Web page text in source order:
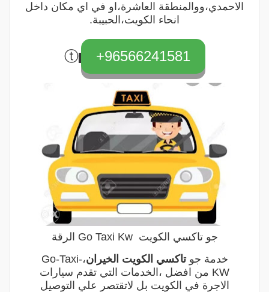
الاحمدي،ووالمنطقة العاشرة،او في اي مكان داخل
انحاء الكويت،الحبيبة.
96566241581+
ⓣ
جو تاكسي الكويت Go Taxi Kw الرقة
خدمة جو تاكسي الكويت الخيران،Go-Taxi-
KW من افضل ،الخدمات التي تقدم سيارات
الاجرة في الكويت بل لاتقتصر علي التوصيل